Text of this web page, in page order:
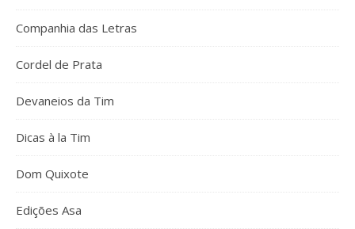
Companhia das Letras
Cordel de Prata
Devaneios da Tim
Dicas à la Tim
Dom Quixote
Edições Asa